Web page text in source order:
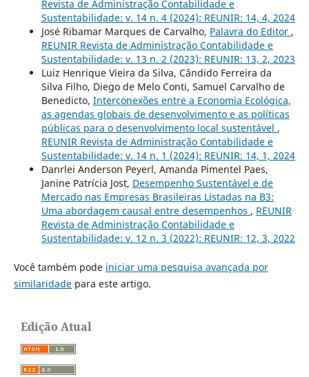
Revista de Administração Contabilidade e
Sustentabilidade: v. 14 n. 4 (2024): REUNIR: 14, 4, 2024
José Ribamar Marques de Carvalho, Palavra do Editor ,
REUNIR Revista de Administração Contabilidade e
Sustentabilidade: v. 13 n. 2 (2023): REUNIR: 13, 2, 2023
Luiz Henrique Vieira da Silva, Cândido Ferreira da
Silva Filho, Diego de Melo Conti, Samuel Carvalho de
Benedicto, Interconexões entre a Economia Ecológica,
as agendas globais de desenvolvimento e as políticas
públicas para o desenvolvimento local sustentável ,
REUNIR Revista de Administração Contabilidade e
Sustentabilidade: v. 14 n. 1 (2024): REUNIR: 14, 1, 2024
Danrlei Anderson Peyerl, Amanda Pimentel Paes,
Janine Patrícia Jost, Desempenho Sustentável e de
Mercado nas Empresas Brasileiras Listadas na B3:
Uma abordagem causal entre desempenhos , REUNIR
Revista de Administração Contabilidade e
Sustentabilidade: v. 12 n. 3 (2022): REUNIR: 12, 3, 2022
Você também pode iniciar uma pesquisa avançada por
similaridadepara este artigo.
Edição Atual